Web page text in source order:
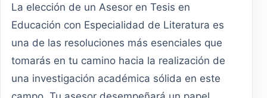
La elección de un Asesor en Tesis en
Educación con Especialidad de Literatura es
una de las resoluciones más esenciales que
tomarás en tu camino hacia la realización de
una investigación académica sólida en este